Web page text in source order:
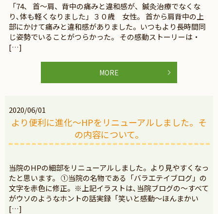
「74、 首～肩、背中の痛みと違和感が、鍼灸治療でなくな
り､体も軽くなりました」３０歳 女性。 首から肩背中の上
部にかけて痛みと違和感がありました。いつもより長時間同
じ姿勢でいることがつらかった。 その感動ストーリーは・
[…]
MORE
2020/06/01
より便利に進化～HPをリニューアルしました。そ
の内容について。
当院のHPの細部をリニューアルしました。より見やすくなっ
たと思います。 ①当院の名物である「バラエテイブログ」の
文字を赤色に修正。※上記イラストは､当院ブログの～すべて
がウソのようなホントの話実録「笑いと感動～ほんまかい
[…]